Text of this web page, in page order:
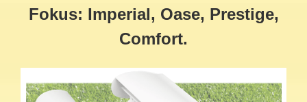
Fokus: Imperial, Oase, Prestige,
Comfort.